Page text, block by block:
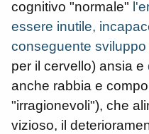
cognitivo "normale"
essere inutile,
conseguente sviluppo
per il cervello) ansia e
anche rabbia e
"irragionevoli"), che
vizioso, il